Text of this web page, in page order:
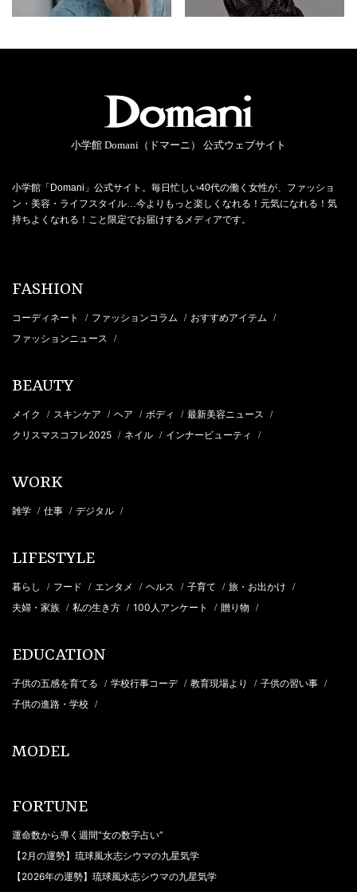
小学館 Domani（ドマーニ） 公式ウェブサイト
小学館「Domani」公式サイト。毎日忙しい40代の働く女性が、ファッショ
ン・美容・ライフスタイル…今よりもっと楽しくなれる！元気になれる！気
持ちよくなれる！こと限定でお届けするメディアです。
FASHION
コーディネート / ファッションコラム / おすすめアイテム /
ファッションニュース /
BEAUTY
メイク / スキンケア / ヘア / ボディ / 最新美容ニュース /
クリスマスコフレ2025 / ネイル / インナービューティ /
WORK
雑学 / 仕事 / デジタル /
LIFESTYLE
暮らし / フード / エンタメ / ヘルス / 子育て / 旅・お出かけ /
夫婦・家族 / 私の生き方 / 100人アンケート / 贈り物 /
EDUCATION
子供の五感を育てる / 学校行事コーデ / 教育現場より / 子供の習い事 /
子供の進路・学校 /
MODEL
FORTUNE
運命数から導く週間“女の数字占い”
【2月の運勢】琉球風水志シウマの九星気学
【2026年の運勢】琉球風水志シウマの九星気学